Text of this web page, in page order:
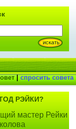
РЭЙКИ?
мастер Рейки
|спросить совета